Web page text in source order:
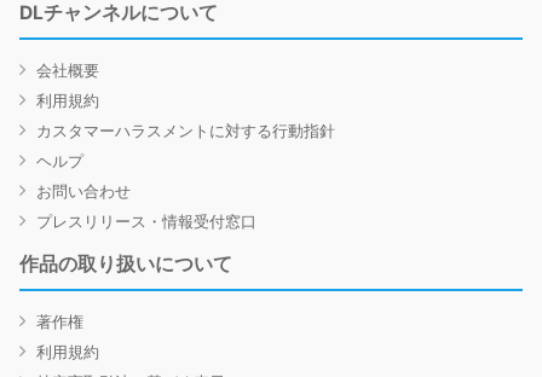
DLチャンネルについて
会社概要
利用規約
カスタマーハラスメントに対する行動指針
ヘルプ
お問い合わせ
プレスリリース・情報受付窓口
作品の取り扱いについて
著作権
利用規約